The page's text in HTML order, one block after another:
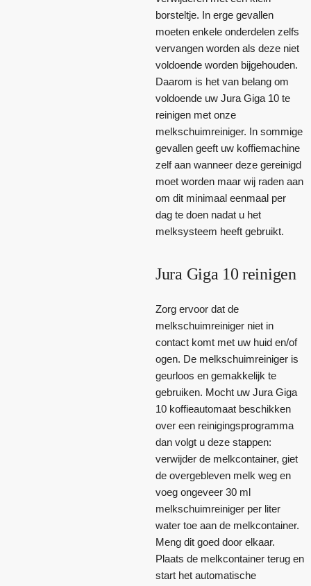
borsteltje. In erge gevallen
moeten enkele onderdelen zelfs
vervangen worden als deze niet
voldoende worden bijgehouden.
Daarom is het van belang om
voldoende uw Jura Giga 10 te
reinigen met onze
melkschuimreiniger. In sommige
gevallen geeft uw koffiemachine
zelf aan wanneer deze gereinigd
moet worden maar wij raden aan
om dit minimaal eenmaal per
dag te doen nadat u het
melksysteem heeft gebruikt.
Jura Giga 10 reinigen
Zorg ervoor dat de
melkschuimreiniger niet in
contact komt met uw huid en/of
ogen. De melkschuimreiniger is
geurloos en gemakkelijk te
gebruiken. Mocht uw Jura Giga
10 koffieautomaat beschikken
over een reinigingsprogramma
dan volgt u deze stappen:
verwijder de melkcontainer, giet
de overgebleven melk weg en
voeg ongeveer 30 ml
melkschuimreiniger per liter
water toe aan de melkcontainer.
Meng dit goed door elkaar.
Plaats de melkcontainer terug en
start het automatische